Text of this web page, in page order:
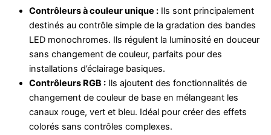
Contrôleurs à couleur unique : Ils sont principalement
destinés au contrôle simple de la gradation des bandes
LED monochromes. Ils régulent la luminosité en douceur
sans changement de couleur, parfaits pour des
installations d’éclairage basiques.
Contrôleurs RGB : Ils ajoutent des fonctionnalités de
changement de couleur de base en mélangeant les
canaux rouge, vert et bleu. Idéal pour créer des effets
colorés sans contrôles complexes.